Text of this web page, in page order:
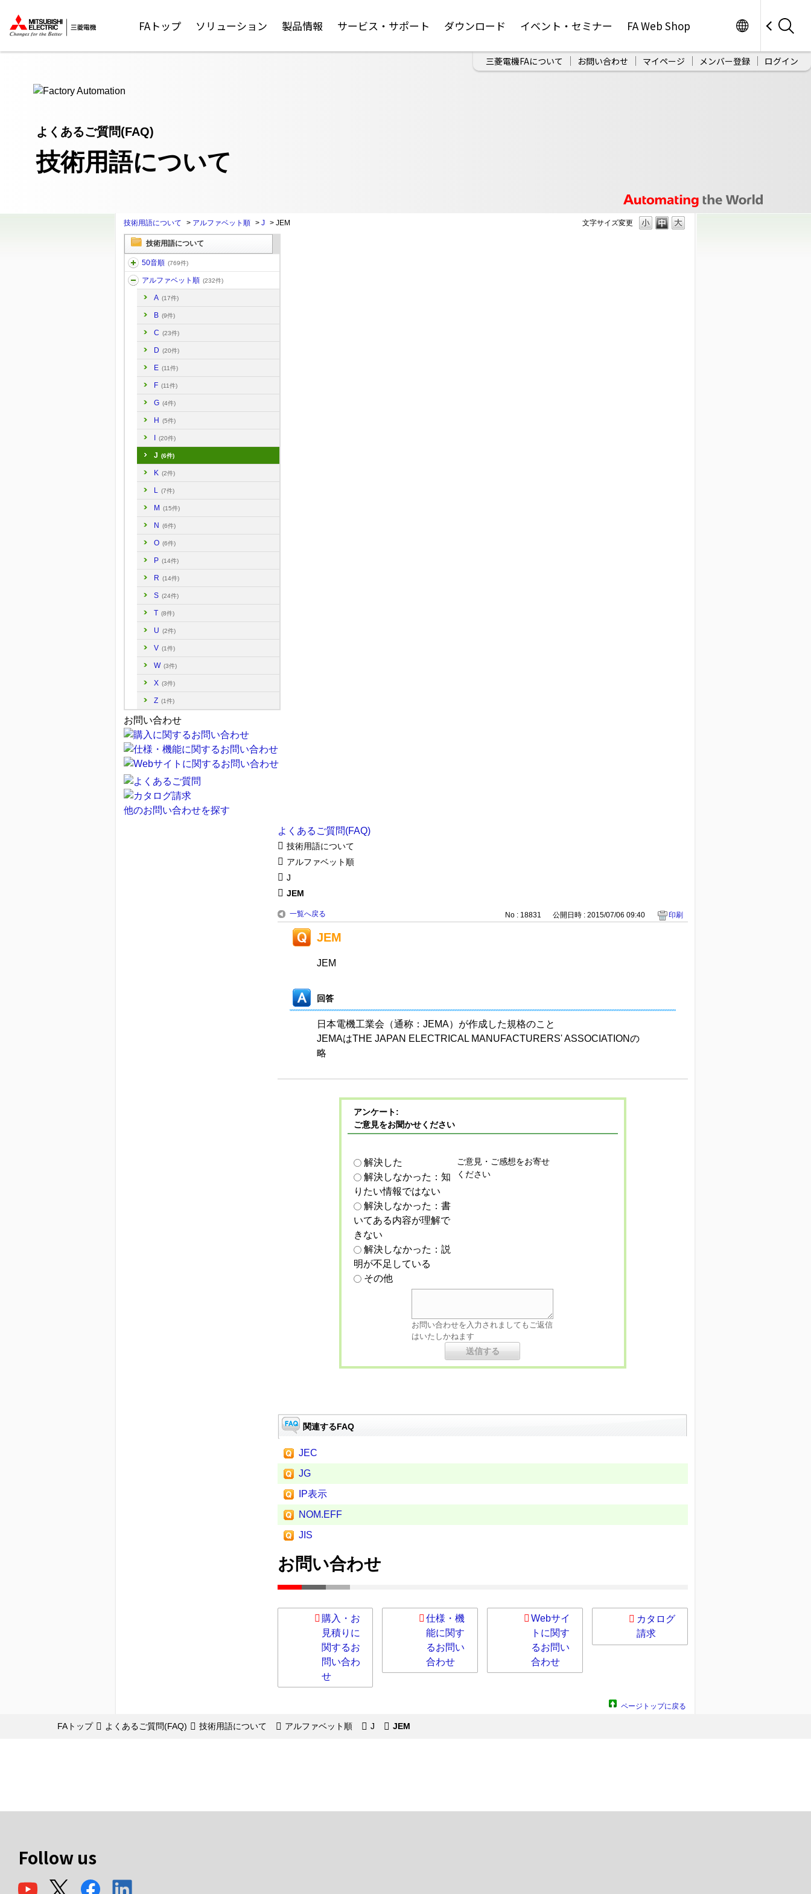
FAトップ ソリューション 製品情報 サービス・サポート ダウンロード イベント・セミナー FA Web Shop
三菱電機FAについて お問い合わせ マイページ メンバー登録 ログイン
よくあるご質問(FAQ)
技術用語について
文字サイズ変更
技術用語について > アルファベット順 > J > JEM
技術用語について
50音順 (769件)
アルファベット順 (232件)
A (17件)
B (9件)
C (23件)
D (20件)
E (11件)
F (11件)
G (4件)
H (5件)
(20件)
J (6件)
K (2件)
L (7件)
M (15件)
N (6件)
O (6件)
P (14件)
R (14件)
S (24件)
T (8件)
U (2件)
V (1件)
W (3件)
X (3件)
Z (1件)
お問い合わせ
他のお問い合わせを探す
よくあるご質問(FAQ)
技術用語について
アルファベット順
J
JEM
一覧へ戻る No : 18831 公開日時 : 2015/07/06 09:40 印刷
JEM
JEM
回答
日本電機工業会（通称：JEMA）が作成した規格のこと
JEMAはTHE JAPAN ELECTRICAL MANUFACTURERS' ASSOCIATIONの
略
アンケート:
ご意見をお聞かせください
解決した
解決しなかった：知
りたい情報ではない
解決しなかった：書
いてある内容が理解で
きない
解決しなかった：説
明が不足している
その他
ご意見・ご感想をお寄せ
ください
お問い合わせを入力されましてもご返信
はいたしかねます
関連するFAQ
JEC
JG
IP表示
NOM.EFF
JIS
お問い合わせ
購入・お
見積りに
関するお
問い合わ
せ
仕様・機
能に関す
るお問い
合わせ
Webサイ
トに関す
るお問い
合わせ
カタログ
請求
ページトップに戻る
FAトップ よくあるご質問(FAQ) 技術用語について アルファベット順 J JEM
Follow us